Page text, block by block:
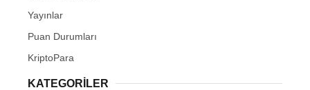
Yayınlar
Puan Durumları
KriptoPara
KATEGORILER